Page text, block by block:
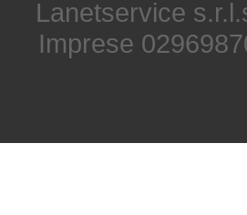
Lanetservice
Imprese